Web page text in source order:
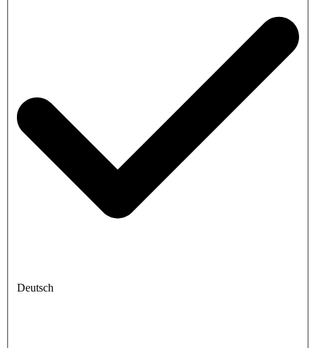
Deutsch